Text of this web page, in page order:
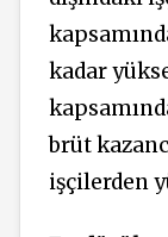
kadar
brüt
işçilerden